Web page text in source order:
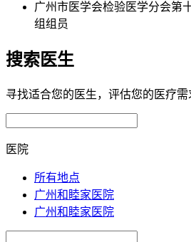
广州市医学会检验医学分会第
组组员
搜索医生
寻找适合您的医生，评估您的医疗需
医院
所有地点
广州和睦家医院
广州和睦家医院